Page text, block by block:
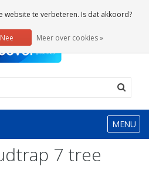
0 Artikelen
MENU
7 tree
website te verbeteren. Is dat akkoord?
Nee Meer over cookies »